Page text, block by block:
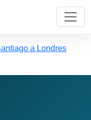
a Londres